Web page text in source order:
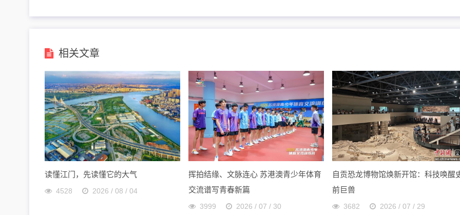
相关文章
读懂江门，先读懂它的大气
4528 2026 / 08 / 04
挥拍结缘、文脉连心 苏港澳青少年体育
交流谱写青春新篇
3999 2026 / 07 / 30
自贡恐龙博物馆焕新开馆：科技唤醒
前巨兽
3682 2026 / 07 / 29